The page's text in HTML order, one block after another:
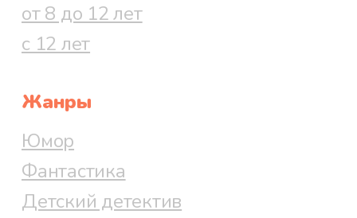
от 8 до 12 лет
с 12 лет
Жанры
Юмор
Фантастика
Детский детектив